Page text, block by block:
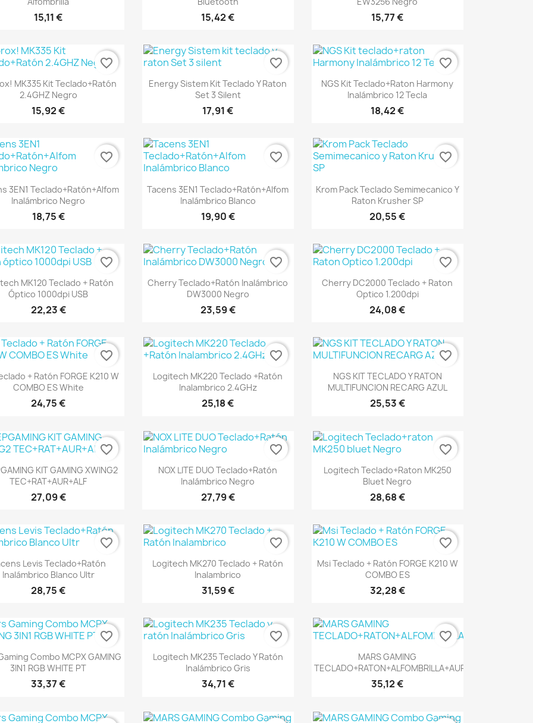
15,11 € 15,42 € 15,77 €
Vista rápida
MK335 Kit Teclado+Ratón
2.4GHZ Negro
15,92 €
favorite_border
Vista rápida
Energy Sistem Kit Teclado Y Raton
Set 3 Silent
17,91 €
favorite_border
Vista rápida
NGS Kit Teclado+raton Harmony
Inalámbrico 12 Tecla
18,42 €
favorite_border
 Vista rápida
3EN1 Teclado+Ratón+Alfom
Inalámbrico Negro
18,75 €
favorite_border
 Vista rápida
Tacens 3EN1 Teclado+Ratón+Alfom
Inalámbrico Blanco
19,90 €
favorite_border
Vista rápida
Krom Pack Teclado Semimecanico Y
Raton Krusher SP
20,55 €
favorite_border
Vista rápida
MK120 Teclado + Ratón
Óptico 1000dpi USB
22,23 €
favorite_border
Vista rápida
Cherry Teclado+Ratón Inalámbrico
DW3000 Negro
23,59 €
favorite_border
Vista rápida
Cherry DC2000 Teclado + Raton
Optico 1.200dpi
24,08 €
favorite_border
 Vista rápida
+ Ratón FORGE K210 W
COMBO ES White
24,75 €
favorite_border
Vista rápida
Logitech MK220 Teclado +Ratón
Inalambrico 2.4GHz
25,18 €
favorite_border
Vista rápida
NGS KIT TECLADO Y RATON
MULTIFUNCION RECARG AZUL
25,53 €
favorite_border
Vista rápida
KIT GAMING XWING2
TEC+RAT+AUR+ALF
27,09 €
favorite_border
Vista rápida
NOX LITE DUO Teclado+Ratón
Inalámbrico Negro
27,79 €
favorite_border
Vista rápida
Logitech Teclado+raton MK250
Bluet Negro
28,68 €
favorite_border
Vista rápida
Levis Teclado+Ratón
Inalámbrico Blanco Ultr
28,75 €
favorite_border
Vista rápida
Logitech MK270 Teclado + Ratón
Inalambrico
31,59 €
favorite_border
 Vista rápida
Msi Teclado + Ratón FORGE K210 W
COMBO ES
32,28 €
favorite_border
Vista rápida
Combo MCPX GAMING
3IN1 RGB WHITE PT
33,37 €
favorite_border
Vista rápida
Logitech MK235 Teclado Y Ratón
Inalámbrico Gris
34,71 €
favorite_border
Vista rápida
MARS GAMING
TECLADO+RATON+ALFOMBRILLA+AURICULAR
35,12 €
favorite_border